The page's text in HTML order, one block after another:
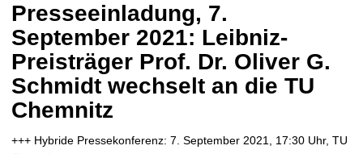
r
u
f
e
n
Presseeinladung, 7.
September 2021: Leibniz-
Preisträger Prof. Dr. Oliver G.
Schmidt wechselt an die TU
Chemnitz
+++ Hybride Pressekonferenz: 7. September 2021, 17:30 Uhr, TU